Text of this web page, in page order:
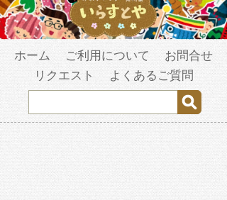
ホーム ご利用について
お問合せ
リクエスト
よくあるご質問